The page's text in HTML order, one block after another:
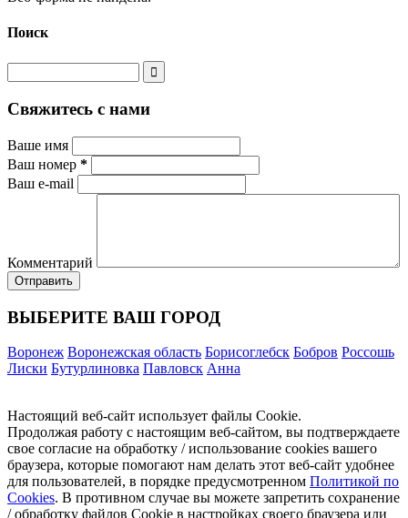
Поиск
Свяжитесь с нами
Ваше имя
Ваш номер *
Ваш e-mail
Комментарий
ВЫБЕРИТЕ ВАШ ГОРОД
Воронеж Воронежская область Борисоглебск Бобров Россошь
Лиски Бутурлиновка Павловск Анна
Настоящий веб-сайт использует файлы Cookie.
Продолжая работу с настоящим веб-сайтом, вы подтверждаете
свое согласие на обработку / использование cookies вашего
браузера, которые помогают нам делать этот веб-сайт удобнее
для пользователей, в порядке предусмотренном Политикой по
Cookies. В противном случае вы можете запретить сохранение
/ обработку файлов Cookie в настройках своего браузера или